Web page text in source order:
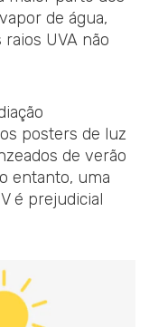
de água,
UVA não
posters de luz
de verão
entanto, uma
é prejudicial